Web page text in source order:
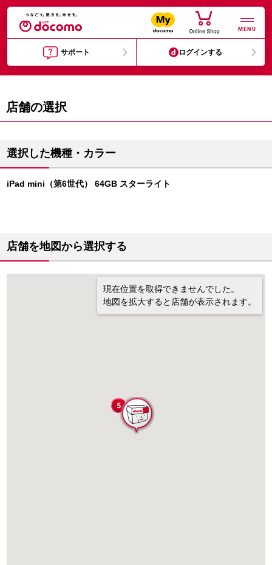
MENU
サポート ログインする
店舗の選択
選択した機種・カラー
iPad mini（第6世代） 64GB スターライト
店舗を地図から選択する
現在位置を取得できませんでした。
地図を拡大すると店舗が表示されます。